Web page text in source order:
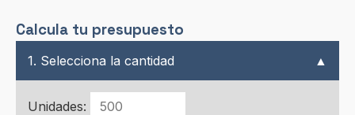
Calcula tu presupuesto
1. Selecciona la cantidad ▲
Unidades: